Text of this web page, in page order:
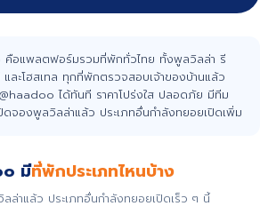
คือแพลตฟอร์มรวมที่พักทั่วไทย ทั้งพูลวิลล่า รี
ละโฮสเทล ทุกที่พักตรวจสอบเจ้าของบ้านแล้ว
ได้ทันที ราคาโปร่งใส ปลอดภัย มีทีม
จองพูลวิลล่าแล้ว ประเภทอื่นกำลังทยอยเปิดเพิ่ม
มีที่พักประเภทไหนบ้าง
ล่าแล้ว ประเภทอื่นกำลังทยอยเปิดเร็ว ๆ นี้